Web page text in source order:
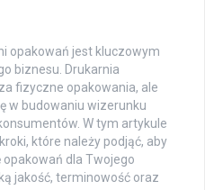
opakowań jest kluczowym
biznesu. Drukarnia
fizyczne opakowania, ale
w budowaniu wizerunku
W tym artykule
które należy podjąć, aby
dla Twojego
jakość, terminowość oraz